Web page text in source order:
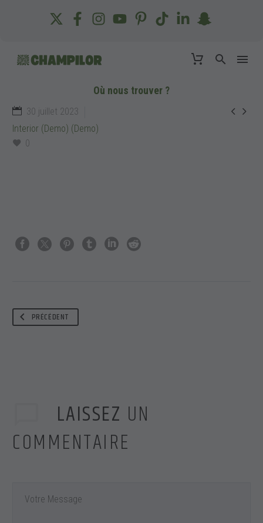
Où nous trouver ?
 
30 juillet 2023
Interior (Demo) (Demo)
0
PRÉCÉDENT
LAISSEZ UN
COMMENTAIRE